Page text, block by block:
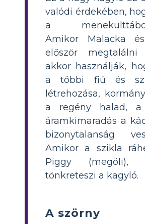
valódi érdekében,
a
Amikor Malacka
először
akkor használják,
a többi fiú és
létrehozása,
a regény halad, a
áramkimaradás a
bizonytalanság
Amikor a szikla
Piggy
tönkreteszi a kagyló.
A szörny